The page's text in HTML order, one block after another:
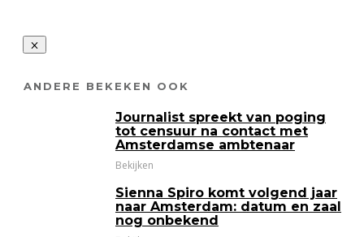
ANDERE BEKEKEN OOK
Journalist spreekt van poging
tot censuur na contact met
Amsterdamse ambtenaar
Bekijken
Sienna Spiro komt volgend jaar
naar Amsterdam: datum en zaal
nog onbekend